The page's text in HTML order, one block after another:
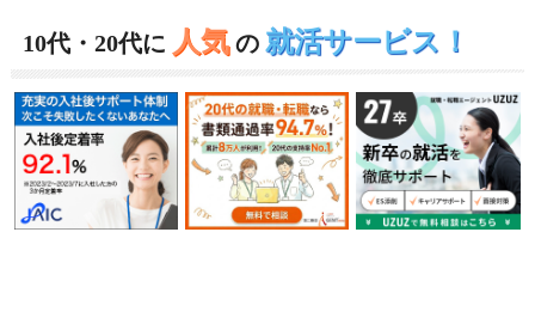
10代・20代に 人気の 就活サービス！